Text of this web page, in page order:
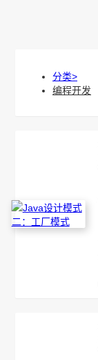
静态资源站分类>
编程开发